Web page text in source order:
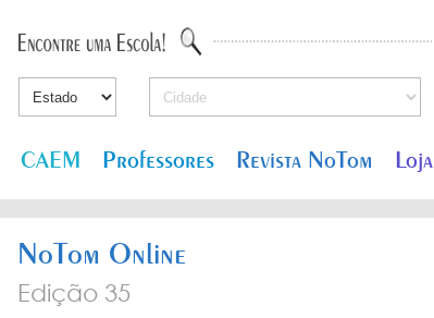
CAEM Professores Revista NoTom Loja
NoTom Online
Edição 35